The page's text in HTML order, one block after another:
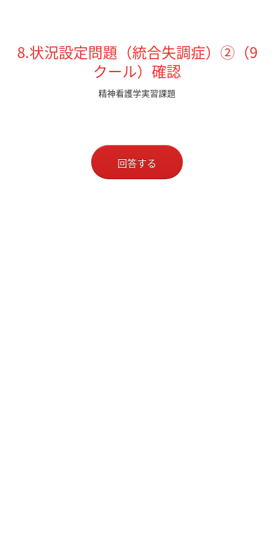
8.状況設定問題（統合失調症）②（9
クール）確認
精神看護学実習課題
回答する